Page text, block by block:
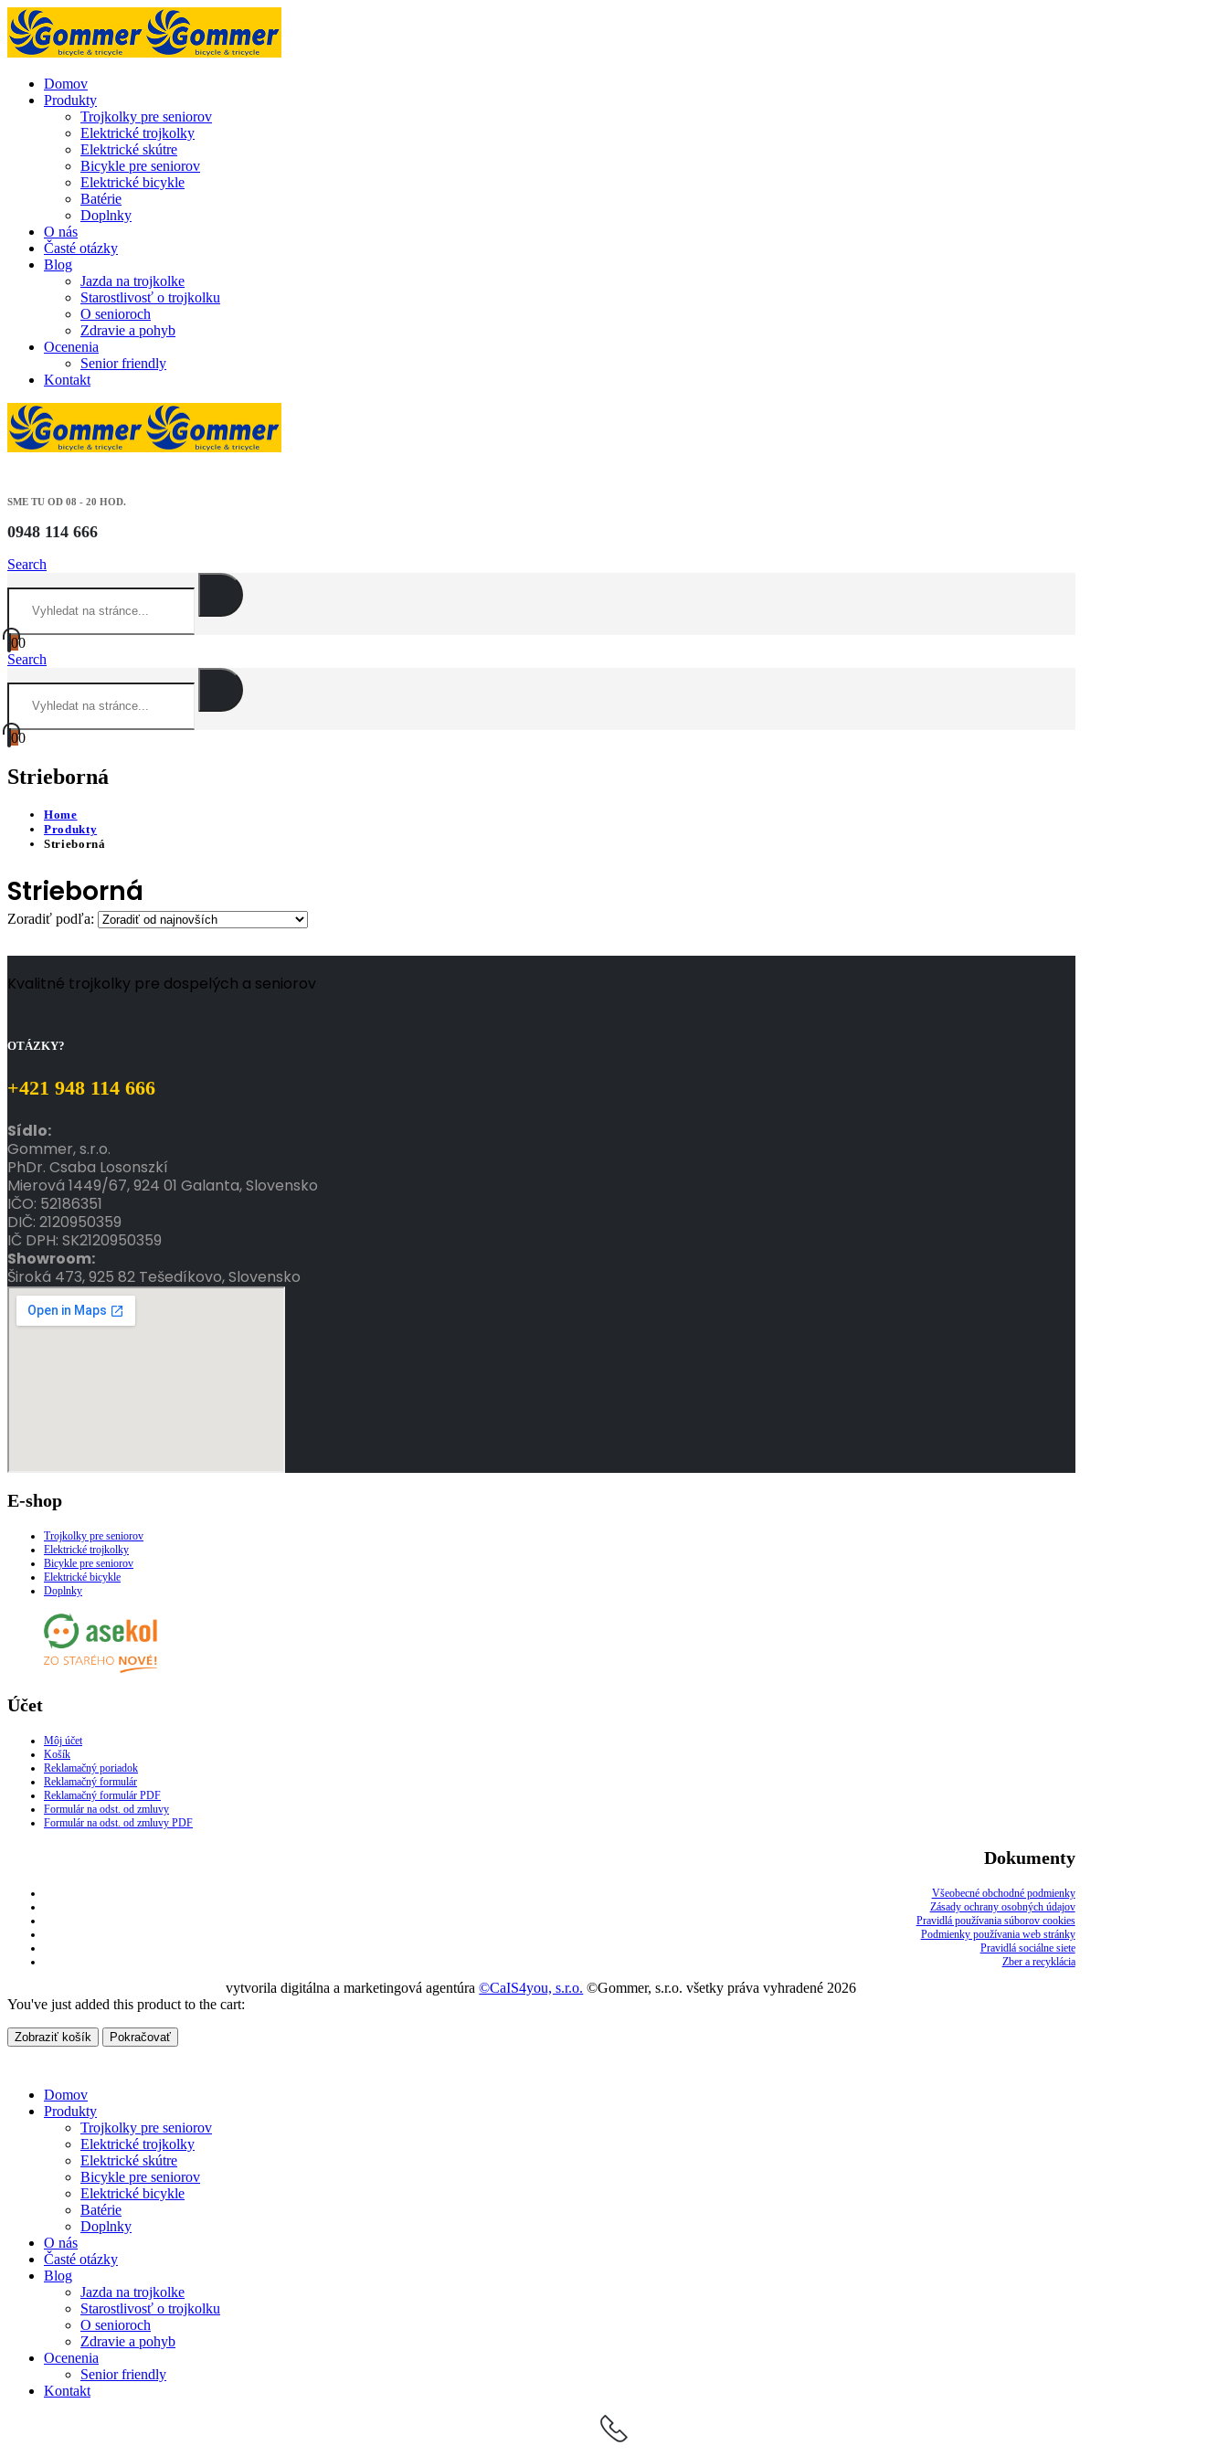
Domov
Produkty
Trojkolky pre seniorov
Elektrické trojkolky
Elektrické skútre
Bicykle pre seniorov
Elektrické bicykle
Batérie
Doplnky
O nás
Časté otázky
Blog
Jazda na trojkolke
Starostlivosť o trojkolku
O senioroch
Zdravie a pohyb
Ocenenia
Senior friendly
Kontakt
SME TU OD 08 - 20 HOD.
0948 114 666
Search
00
Search
00
Strieborná
Home
Produkty
Strieborná
Strieborná
Zoradiť podľa:
Kvalitné trojkolky pre dospelých a seniorov
OTÁZKY?
+421 948 114 666
Sídlo:
Gommer, s.r.o.
PhDr. Csaba Losonszkí
Mierová 1449/67, 924 01 Galanta, Slovensko
IČO: 52186351
DIČ: 2120950359
IČ DPH: SK2120950359
Showroom:
Široká 473, 925 82 Tešedíkovo, Slovensko
E-shop
Trojkolky pre seniorov
Elektrické trojkolky
Bicykle pre seniorov
Elektrické bicykle
Doplnky
Účet
Môj účet
Košík
Reklamačný poriadok
Reklamačný formulár
Reklamačný formulár PDF
Formulár na odst. od zmluvy
Formulár na odst. od zmluvy PDF
Dokumenty
Všeobecné obchodné podmienky
Zásady ochrany osobných údajov
Pravidlá používania súborov cookies
Podmienky používania web stránky
Pravidlá sociálne siete
Zber a recyklácia
vytvorila digitálna a marketingová agentúra©CaIS4you, s.r.o. ©Gommer, s.r.o. všetky práva vyhradené 2026
You've just added this product to the cart:
Zobraziť košík Pokračovať
Domov
Produkty
Trojkolky pre seniorov
Elektrické trojkolky
Elektrické skútre
Bicykle pre seniorov
Elektrické bicykle
Batérie
Doplnky
O nás
Časté otázky
Blog
Jazda na trojkolke
Starostlivosť o trojkolku
O senioroch
Zdravie a pohyb
Ocenenia
Senior friendly
Kontakt